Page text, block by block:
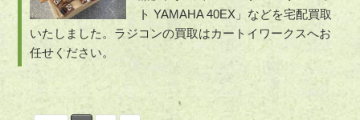
ト YAMAHA 40EX」などを宅配買取
いたしました。ラジコンの買取はカートイワークスへお
任せください。